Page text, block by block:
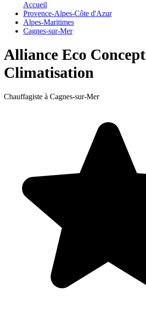
Accueil
Provence-Alpes-Côte d'Azur
Alpes-Maritimes
Cagnes-sur-Mer
Alliance Eco Concept
Climatisation
Chauffagiste à Cagnes-sur-Mer